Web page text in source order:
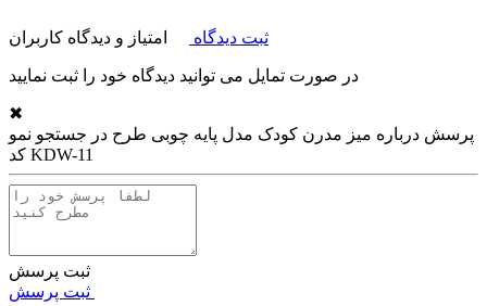
ثبت دیدگاه امتیاز و دیدگاه کاربران
در صورت تمایل می توانید دیدگاه خود را ثبت نمایید
✖
پرسش درباره میز مدرن کودک مدل پایه چوبی طرح در جستجو نمو
کد KDW-11
ثبت پرسش